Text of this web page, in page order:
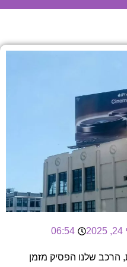
06:54
הרכב שלנו הפסיק מזמן